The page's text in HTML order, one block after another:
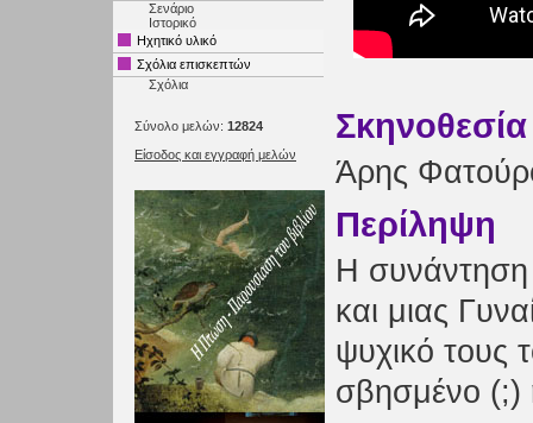
Σενάριο
Ιστορικό
Ηχητικό υλικό
Σχόλια επισκεπτών
Σχόλια
Σύνολο μελών: 12824
Είσοδος και εγγραφή μελών
Σκηνοθεσία
Άρης
Περίληψη
Η συνάντηση
και μιας
ψυχικό τους
σβησμένο (;)